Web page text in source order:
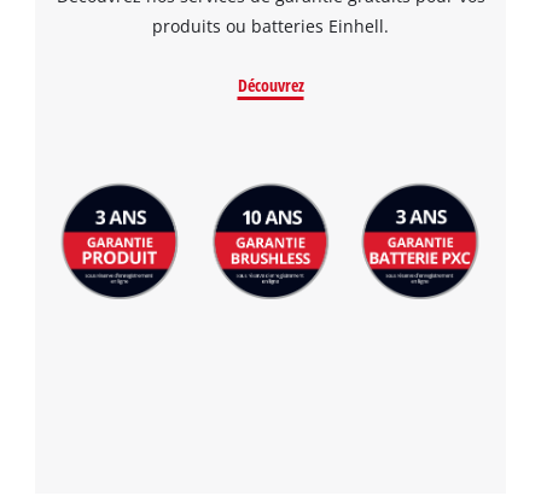
produits ou batteries Einhell.
Découvrez